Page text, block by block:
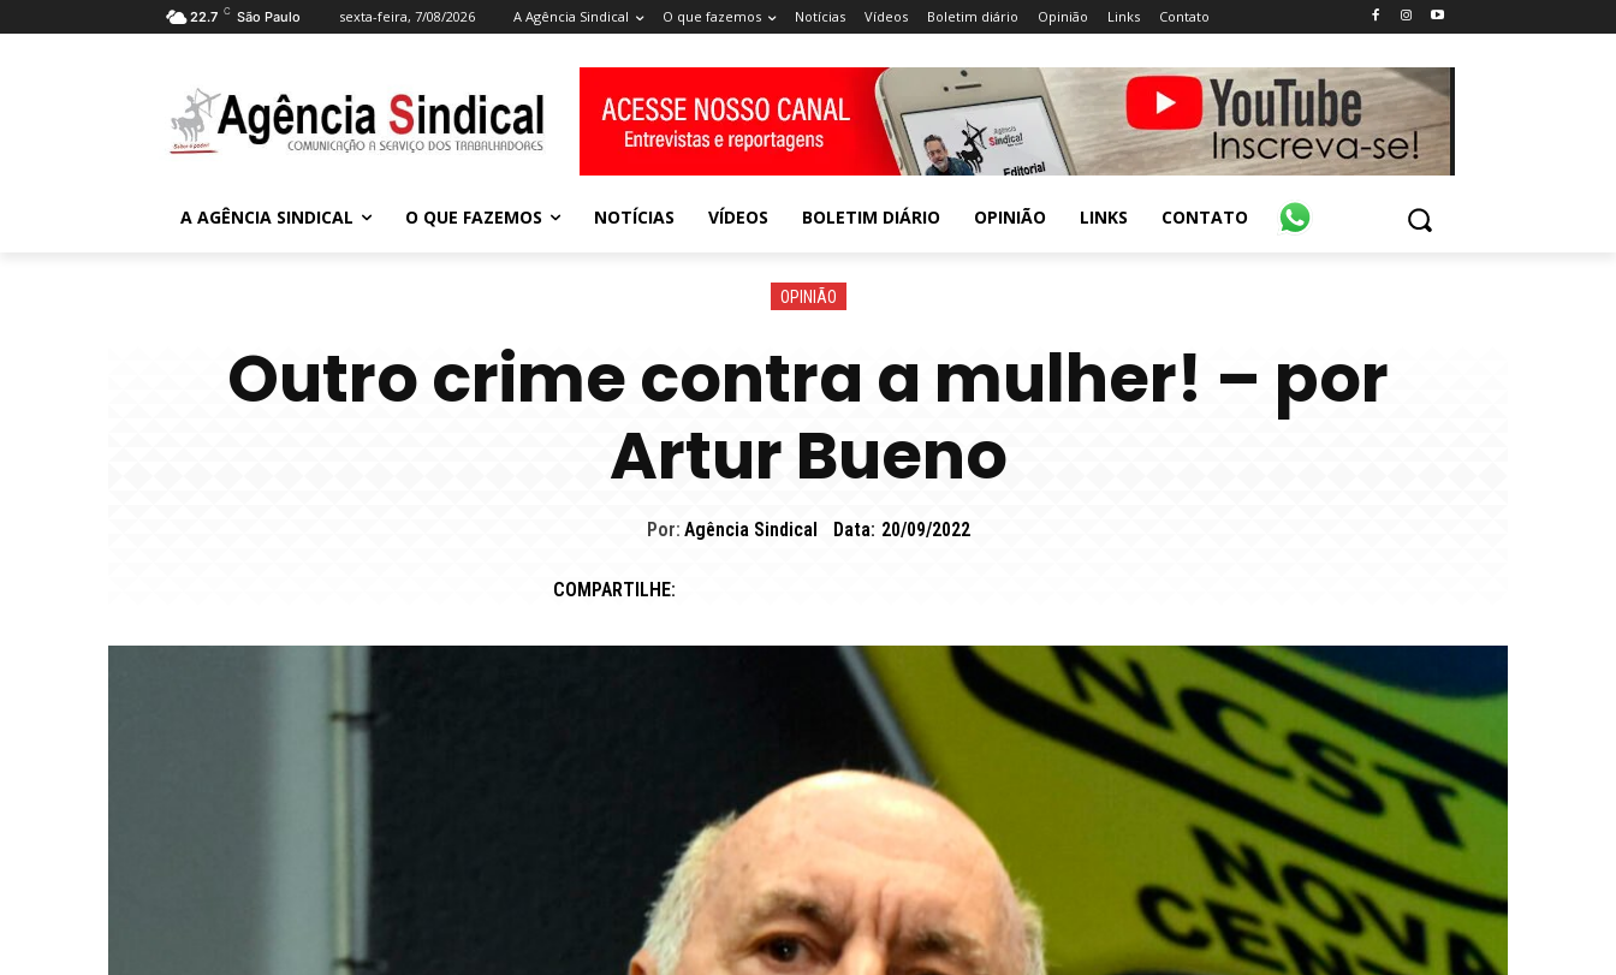
22.7 C São Paulo sexta-feira, 7/08/2026 A Agência Sindical O que fazemos Notícias Vídeos Boletim diário Opinião Links Contato
A AGÊNCIA SINDICAL O QUE FAZEMOS NOTÍCIAS VÍDEOS BOLETIM DIÁRIO OPINIÃO LINKS CONTATO
OPINIÃO
Outro crime contra a mulher! – por
Artur Bueno
Por: Agência Sindical Data: 20/09/2022
COMPARTILHE: